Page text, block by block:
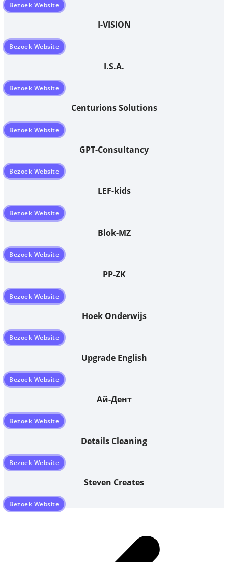
Bezoek Website
I-VISION
Bezoek Website
I.S.A.
Bezoek Website
Centurions Solutions
Bezoek Website
GPT-Consultancy
Bezoek Website
LEF-kids
Bezoek Website
Blok-MZ
Bezoek Website
PP-ZK
Bezoek Website
Hoek Onderwijs
Bezoek Website
Upgrade English
Bezoek Website
Ай-Дент
Bezoek Website
Details Cleaning
Bezoek Website
Steven Creates
Bezoek Website